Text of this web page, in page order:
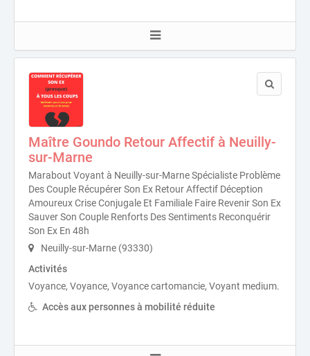
Maître Goundo Retour Affectif à Neuilly-
sur-Marne
Marabout Voyant à Neuilly-sur-Marne Spécialiste Problème
Des Couple Récupérer Son Ex Retour Affectif Déception
Amoureux Crise Conjugale Et Familiale Faire Revenir Son Ex
Sauver Son Couple Renforts Des Sentiments Reconquérir
Son Ex En 48h
Neuilly-sur-Marne (93330)
Activités
Voyance, Voyance, Voyance cartomancie, Voyant medium.
Accès aux personnes à mobilité réduite